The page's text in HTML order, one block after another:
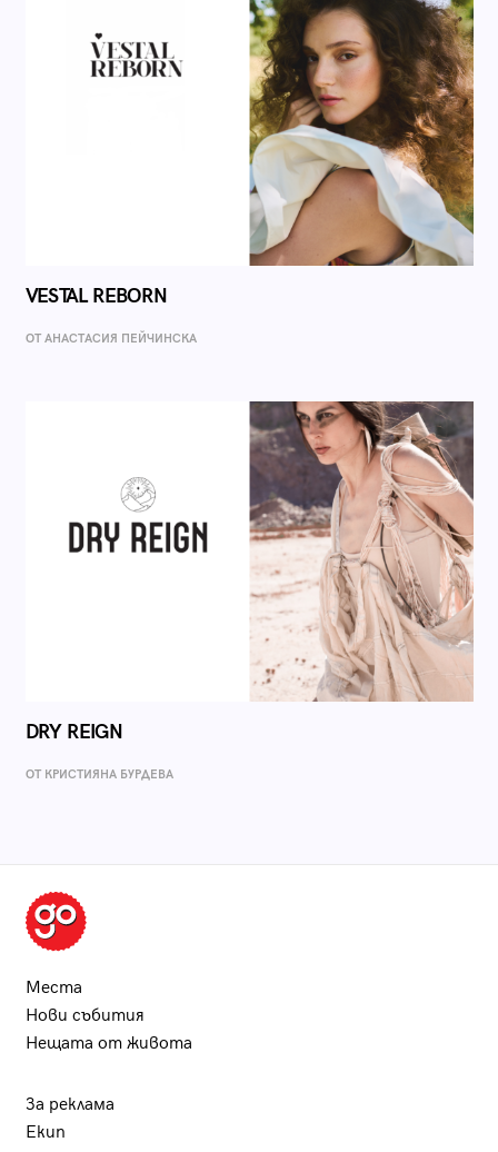
VESTAL REBORN
ОТ AНАСТАСИЯ ПЕЙЧИНСКА
DRY REIGN
ОТ КРИСТИЯНА БУРДЕВА
Места
Нови събития
Нещата от живота
За реклама
Екип